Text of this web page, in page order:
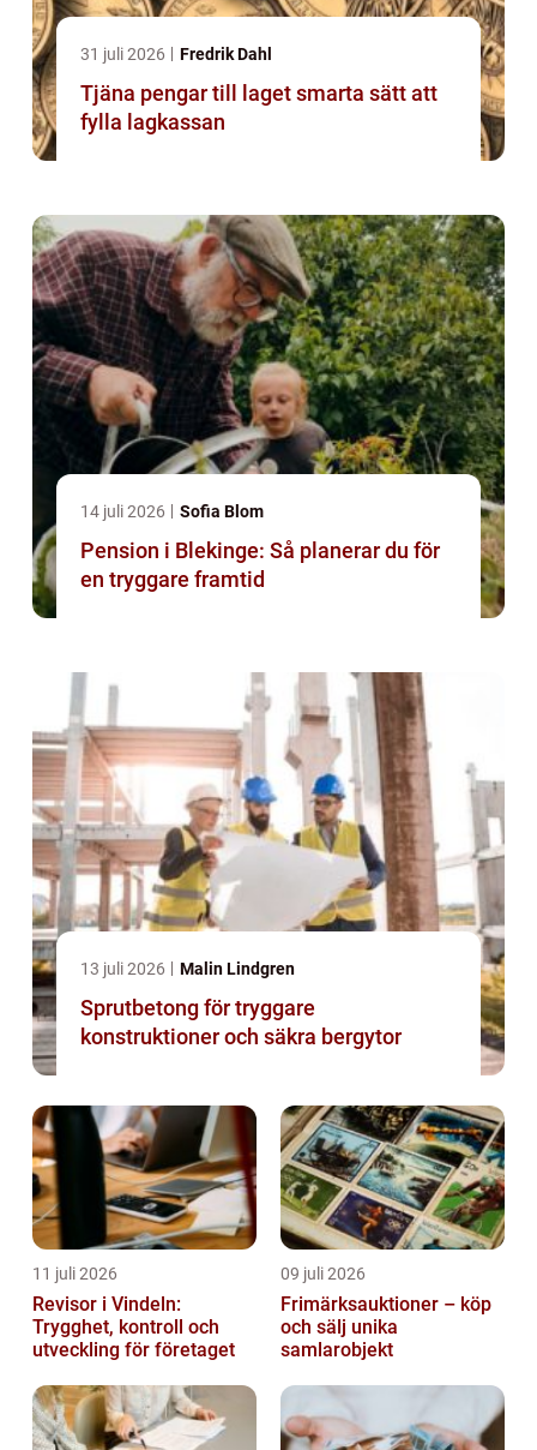
31 juli 2026 Fredrik Dahl
Tjäna pengar till laget smarta sätt att
fylla lagkassan
14 juli 2026 Sofia Blom
Pension i Blekinge: Så planerar du för
en tryggare framtid
13 juli 2026 Malin Lindgren
Sprutbetong för tryggare
konstruktioner och säkra bergytor
11 juli 2026
Revisor i Vindeln:
Trygghet, kontroll och
utveckling för företaget
09 juli 2026
Frimärksauktioner – köp
och sälj unika
samlarobjekt